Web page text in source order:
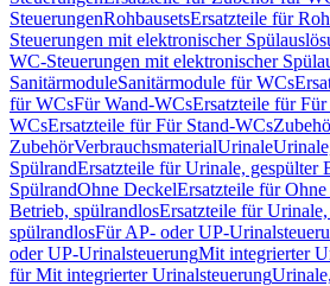
SteuerungenRohbausetsErsatzteile für
Steuerungen mit elektronischer
WC-Steuerungen mit elektronischer
SanitärmoduleSanitärmodule für WCs
für WCsFür Wand-WCsErsatzteile für
WCsErsatzteile für Für Stand-WCs
ZubehörVerbrauchsmaterialUrinale
SpülrandErsatzteile für Urinale, gespülter
SpülrandOhne DeckelErsatzteile für
Betrieb, spülrandlosErsatzteile für
spülrandlosFür AP- oder UP-
oder UP-UrinalsteuerungMit integrierter
für Mit integrierter Urinalsteuerung